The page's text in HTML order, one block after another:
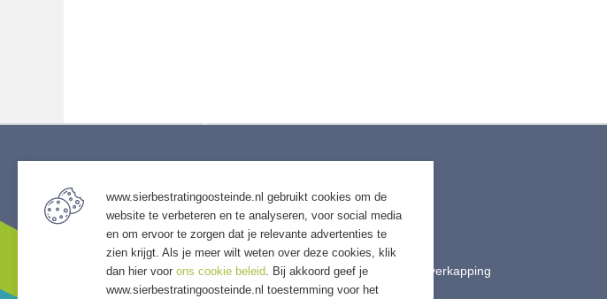
• Algemene voorwaarden
• Klantenservice
• Privacyverklaring
• Over GSB
• Andere GSB-vestigingen
• Grind & Split
• Tuinhout
• Tuinhuis & Overkapping
• Verlichting
www.sierbestratingoosteinde.nl gebruikt cookies om de
website te verbeteren en te analyseren, voor social media
en om ervoor te zorgen dat je relevante advertenties te
zien krijgt. Als je meer wilt weten over deze cookies, klik
dan hier voor ons cookie beleid. Bij akkoord geef je
www.sierbestratingoosteinde.nl toestemming voor het